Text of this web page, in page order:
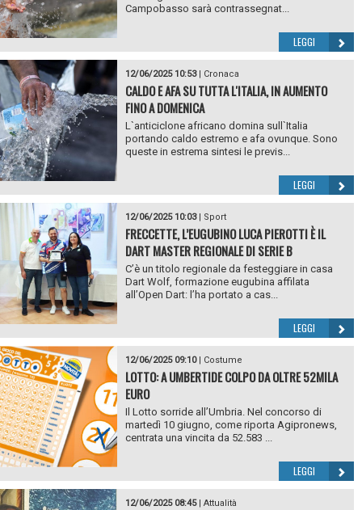
Campobasso sarà contrassegnat...
LEGGI
12/06/2025 10:53| Cronaca
CALDO E AFA SU TUTTA L'ITALIA, IN AUMENTO
FINO A DOMENICA
L`anticiclone africano domina sull`Italia
portando caldo estremo e afa ovunque. Sono
queste in estrema sintesi le previs...
LEGGI
12/06/2025 10:03| Sport
FRECCETTE, L’EUGUBINO LUCA PIEROTTI È IL
DART MASTER REGIONALE DI SERIE B
C’è un titolo regionale da festeggiare in casa
Dart Wolf, formazione eugubina affilata
all’Open Dart: l’ha portato a cas...
LEGGI
12/06/2025 09:10| Costume
LOTTO: A UMBERTIDE COLPO DA OLTRE 52MILA
EURO
Il Lotto sorride all’Umbria. Nel concorso di
martedì 10 giugno, come riporta Agipronews,
centrata una vincita da 52.583 ...
LEGGI
12/06/2025 08:45| Attualità